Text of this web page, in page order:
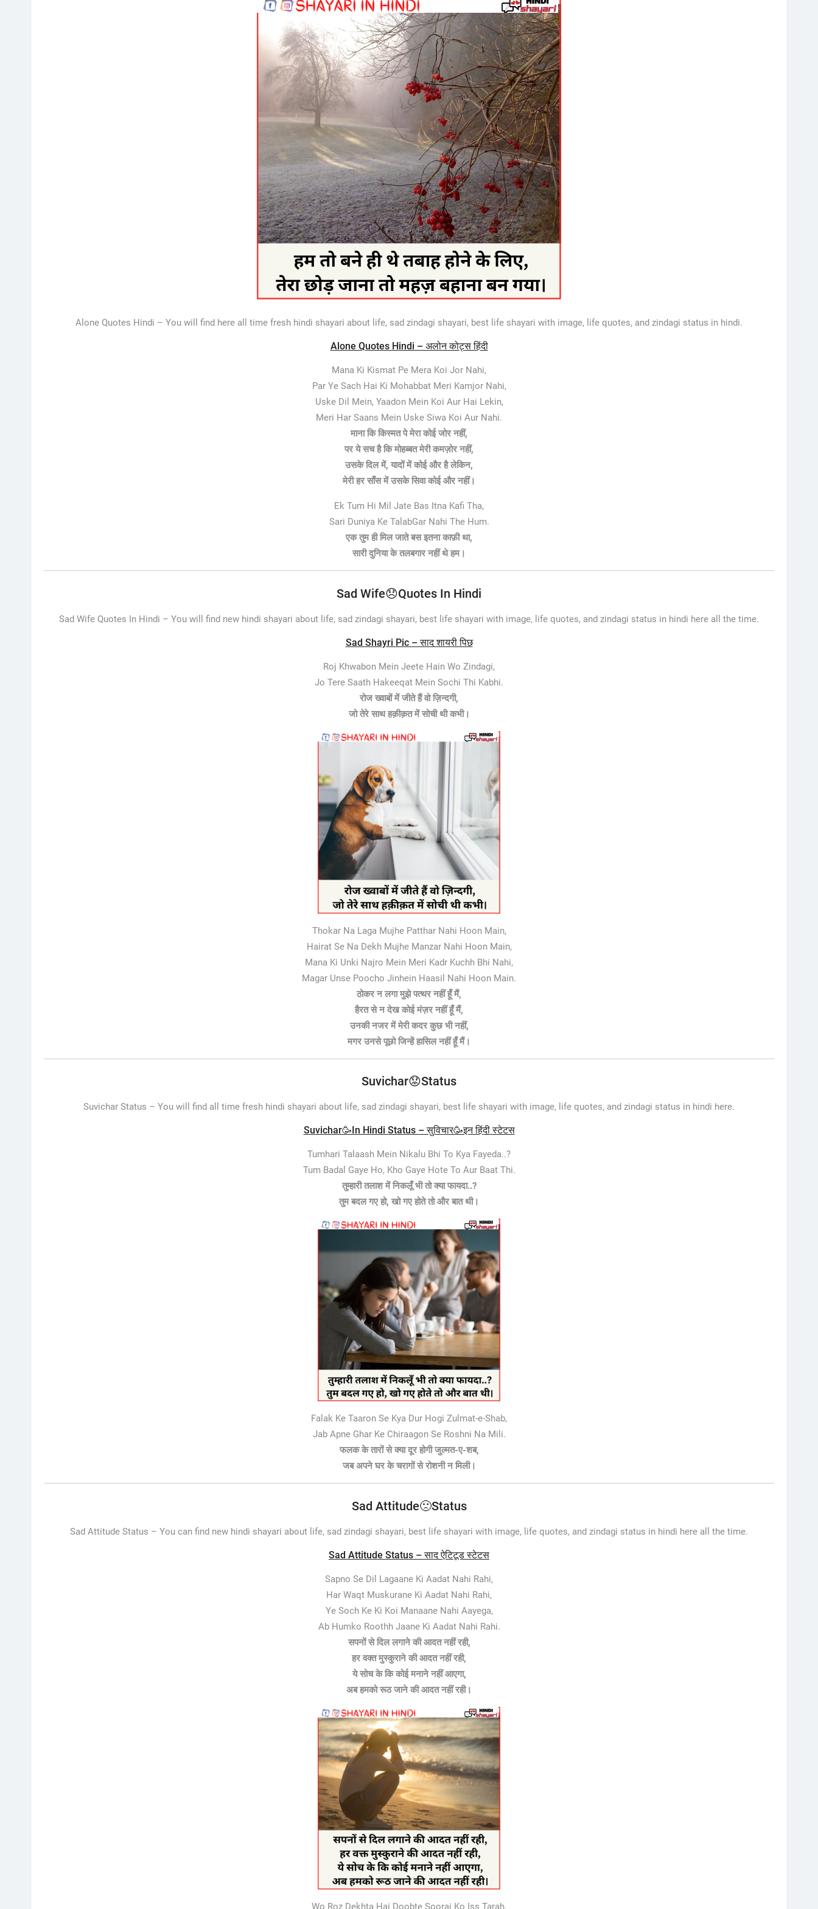
Alone Quotes Hindi – You will find here all time fresh hindi shayari about life, sad zindagi shayari, best life shayari with image, life quotes, and zindagi status in hindi.
Alone Quotes Hindi – अलोन कोट्स हिंदी
Mana Ki Kismat Pe Mera Koi Jor Nahi,
Par Ye Sach Hai Ki Mohabbat Meri Kamjor Nahi,
Uske Dil Mein, Yaadon Mein Koi Aur Hai Lekin,
Meri Har Saans Mein Uske Siwa Koi Aur Nahi.
माना कि किस्मत पे मेरा कोई जोर नहीं,
पर ये सच है कि मोहब्बत मेरी कमज़ोर नहीं,
उसके दिल में, यादों में कोई और है लेकिन,
मेरी हर साँस में उसके सिवा कोई और नहीं।
Ek Tum Hi Mil Jate Bas Itna Kafi Tha,
Sari Duniya Ke TalabGar Nahi The Hum.
एक तुम ही मिल जाते बस इतना काफ़ी था,
सारी दुनिया के तलबगार नहीं थे हम।
Sad Wife😞Quotes In Hindi
Sad Wife Quotes In Hindi – You will find new hindi shayari about life, sad zindagi shayari, best life shayari with image, life quotes, and zindagi status in hindi here all the time.
Sad Shayri Pic – साद शायरी पिछ
Roj Khwabon Mein Jeete Hain Wo Zindagi,
Jo Tere Saath Hakeeqat Mein Sochi Thi Kabhi.
रोज ख्वाबों में जीते हैं वो ज़िन्दगी,
जो तेरे साथ हक़ीक़त में सोची थी कभी।
Thokar Na Laga Mujhe Patthar Nahi Hoon Main,
Hairat Se Na Dekh Mujhe Manzar Nahi Hoon Main,
Mana Ki Unki Najro Mein Meri Kadr Kuchh Bhi Nahi,
Magar Unse Poocho Jinhein Haasil Nahi Hoon Main.
ठोकर न लगा मुझे पत्थर नहीं हूँ मैं,
हैरत से न देख कोई मंज़र नहीं हूँ मैं,
उनकी नजर में मेरी कदर कुछ भी नहीं,
मगर उनसे पूछो जिन्हें हासिल नहीं हूँ मैं।
Suvichar😟Status
Suvichar Status – You will find all time fresh hindi shayari about life, sad zindagi shayari, best life shayari with image, life quotes, and zindagi status in hindi here.
Suvichar🥳In Hindi Status – सुविचार🥳इन हिंदी स्टेटस
Tumhari Talaash Mein Nikalu Bhi To Kya Fayeda..?
Tum Badal Gaye Ho, Kho Gaye Hote To Aur Baat Thi.
तुम्हारी तलाश में निकलूँ भी तो क्या फायदा..?
तुम बदल गए हो, खो गए होते तो और बात थी।
Falak Ke Taaron Se Kya Dur Hogi Zulmat-e-Shab,
Jab Apne Ghar Ke Chiraagon Se Roshni Na Mili.
फलक के तारों से क्या दूर होगी जुल्मत-ए-शब,
जब अपने घर के चरागों से रोशनी न मिली।
Sad Attitude🙁Status
Sad Attitude Status – You can find new hindi shayari about life, sad zindagi shayari, best life shayari with image, life quotes, and zindagi status in hindi here all the time.
Sad Attitude Status – साद ऐटिटूड स्टेटस
Sapno Se Dil Lagaane Ki Aadat Nahi Rahi,
Har Waqt Muskurane Ki Aadat Nahi Rahi,
Ye Soch Ke Ki Koi Manaane Nahi Aayega,
Ab Humko Roothh Jaane Ki Aadat Nahi Rahi.
सपनों से दिल लगाने की आदत नहीं रही,
हर वक्त मुस्कुराने की आदत नहीं रही,
ये सोच के कि कोई मनाने नहीं आएगा,
अब हमको रूठ जाने की आदत नहीं रही।
Wo Roz Dekhta Hai Doobte Sooraj Ko Iss Tarah,